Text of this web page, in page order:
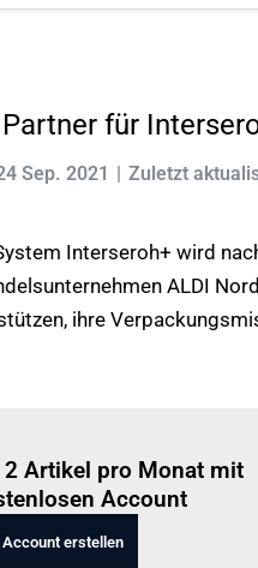
für
Sep. 2021
Zuletzt
Interseroh+ wird
ALDI
ihre
2 Artikel pro Monat mit
Account
erstellen